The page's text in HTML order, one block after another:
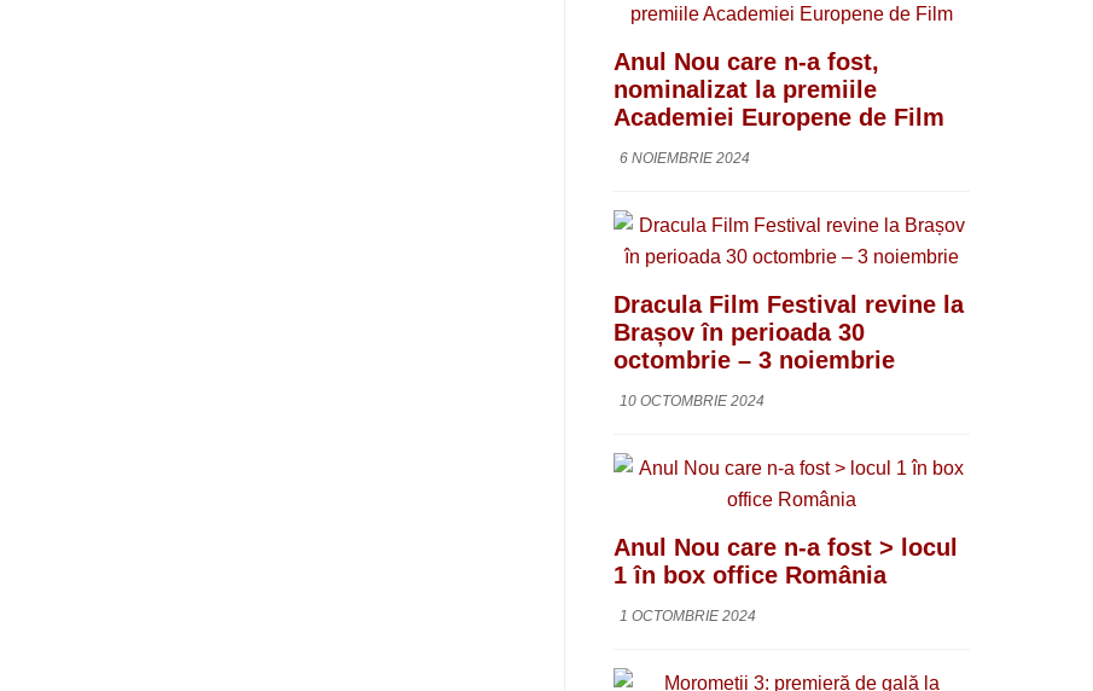
Anul Nou care n-a fost,
nominalizat la premiile
Academiei Europene de Film
6 NOIEMBRIE 2024
Dracula Film Festival revine la
Brașov în perioada 30
octombrie – 3 noiembrie
10 OCTOMBRIE 2024
Anul Nou care n-a fost > locul
1 în box office România
1 OCTOMBRIE 2024